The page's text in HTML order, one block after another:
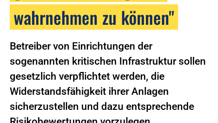
wahrnehmen zu können"
Betreiber von Einrichtungen der
sogenannten kritischen Infrastruktur sollen
gesetzlich verpflichtet werden, die
Widerstandsfähigkeit ihrer Anlagen
sicherzustellen und dazu entsprechende